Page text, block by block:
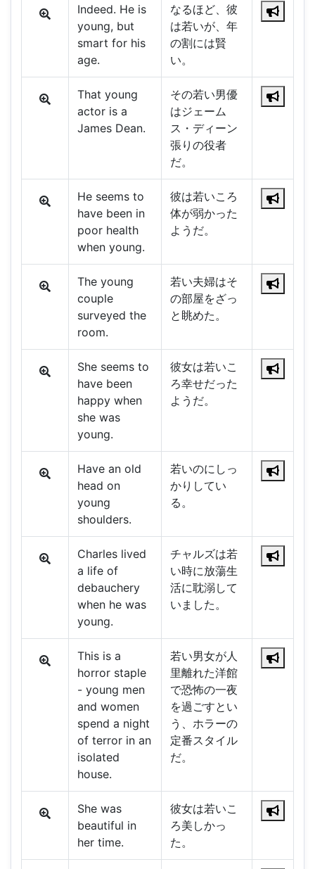
Indeed. He is
young, but
smart for his
age.
なるほど、彼
は若いが、年
の割には賢
い。
That young
actor is a
James Dean.
その若い男優
はジェーム
ス・ディーン
張りの役者
だ。
He seems to
have been in
poor health
when young.
彼は若いころ
体が弱かった
ようだ。
The young
couple
surveyed the
room.
若い夫婦はそ
の部屋をざっ
と眺めた。
She seems to
have been
happy when
she was
young.
彼女は若いこ
ろ幸せだった
ようだ。
Have an old
head on
young
shoulders.
若いのにしっ
かりしてい
る。
Charles lived
a life of
debauchery
when he was
young.
チャルズは若
い時に放蕩生
活に耽溺して
いました。
This is a
horror staple
- young men
and women
spend a night
of terror in an
isolated
house.
若い男女が人
里離れた洋館
で恐怖の一夜
を過ごすとい
う、ホラーの
定番スタイル
だ。
She was
beautiful in
her time.
彼女は若いこ
ろ美しかっ
た。